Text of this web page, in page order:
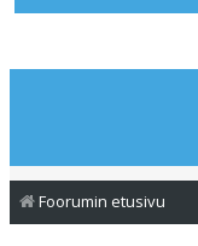
Foorumin etusivu